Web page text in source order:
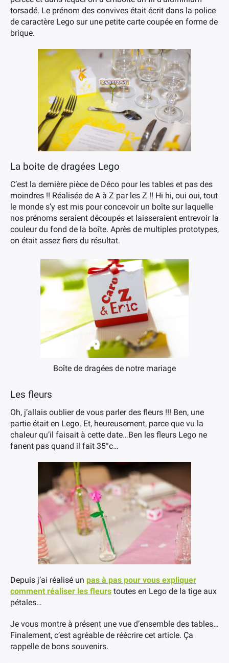
torsadé. Le prénom des convives était écrit dans la police
de caractère Lego sur une petite carte coupée en forme de
brique.
La boite de dragées Lego
C’est la dernière pièce de Déco pour les tables et pas des
moindres !! Réalisée de A à Z par les Z !! Hi hi, oui oui, tout
le monde s’y est mis pour concevoir un boîte sur laquelle
nos prénoms seraient découpés et laisseraient entrevoir la
couleur du fond de la boîte. Après de multiples prototypes,
on était assez fiers du résultat.
Boîte de dragées de notre mariage
Les fleurs
Oh, j’allais oublier de vous parler des fleurs !!! Ben, une
partie était en Lego. Et, heureusement, parce que vu la
chaleur qu’il faisait à cette date…Ben les fleurs Lego ne
fanent pas quand il fait 35°c…
Depuis j’ai réalisé un pas à pas pour vous expliquer
comment réaliser les fleurs toutes en Lego de la tige aux
pétales…
Je vous montre à présent une vue d’ensemble des tables…
Finalement, c’est agréable de réécrire cet article. Ça
rappelle de bons souvenirs.